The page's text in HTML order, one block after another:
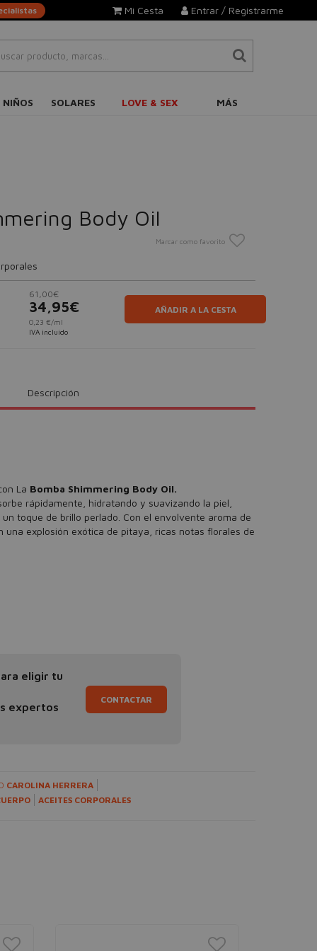
Entrar / Registrarme
Mi Cesta
NIÑOS SOLARES LOVE & SEX MÁS
Body Oil
Marcar como favorito
61,00€
34,95€
0,23 €/ml
IVA incluido
AÑADIR A LA CESTA
Descripción
La Bomba Shimmering Body Oil.
rápidamente, hidratando y suavizando la piel,
toque de brillo perlado. Con el envolvente aroma de
una explosión exótica de pitaya, ricas notas florales de
eligir tu
expertos
CONTACTAR
CAROLINA HERRERA
ACEITES CORPORALES